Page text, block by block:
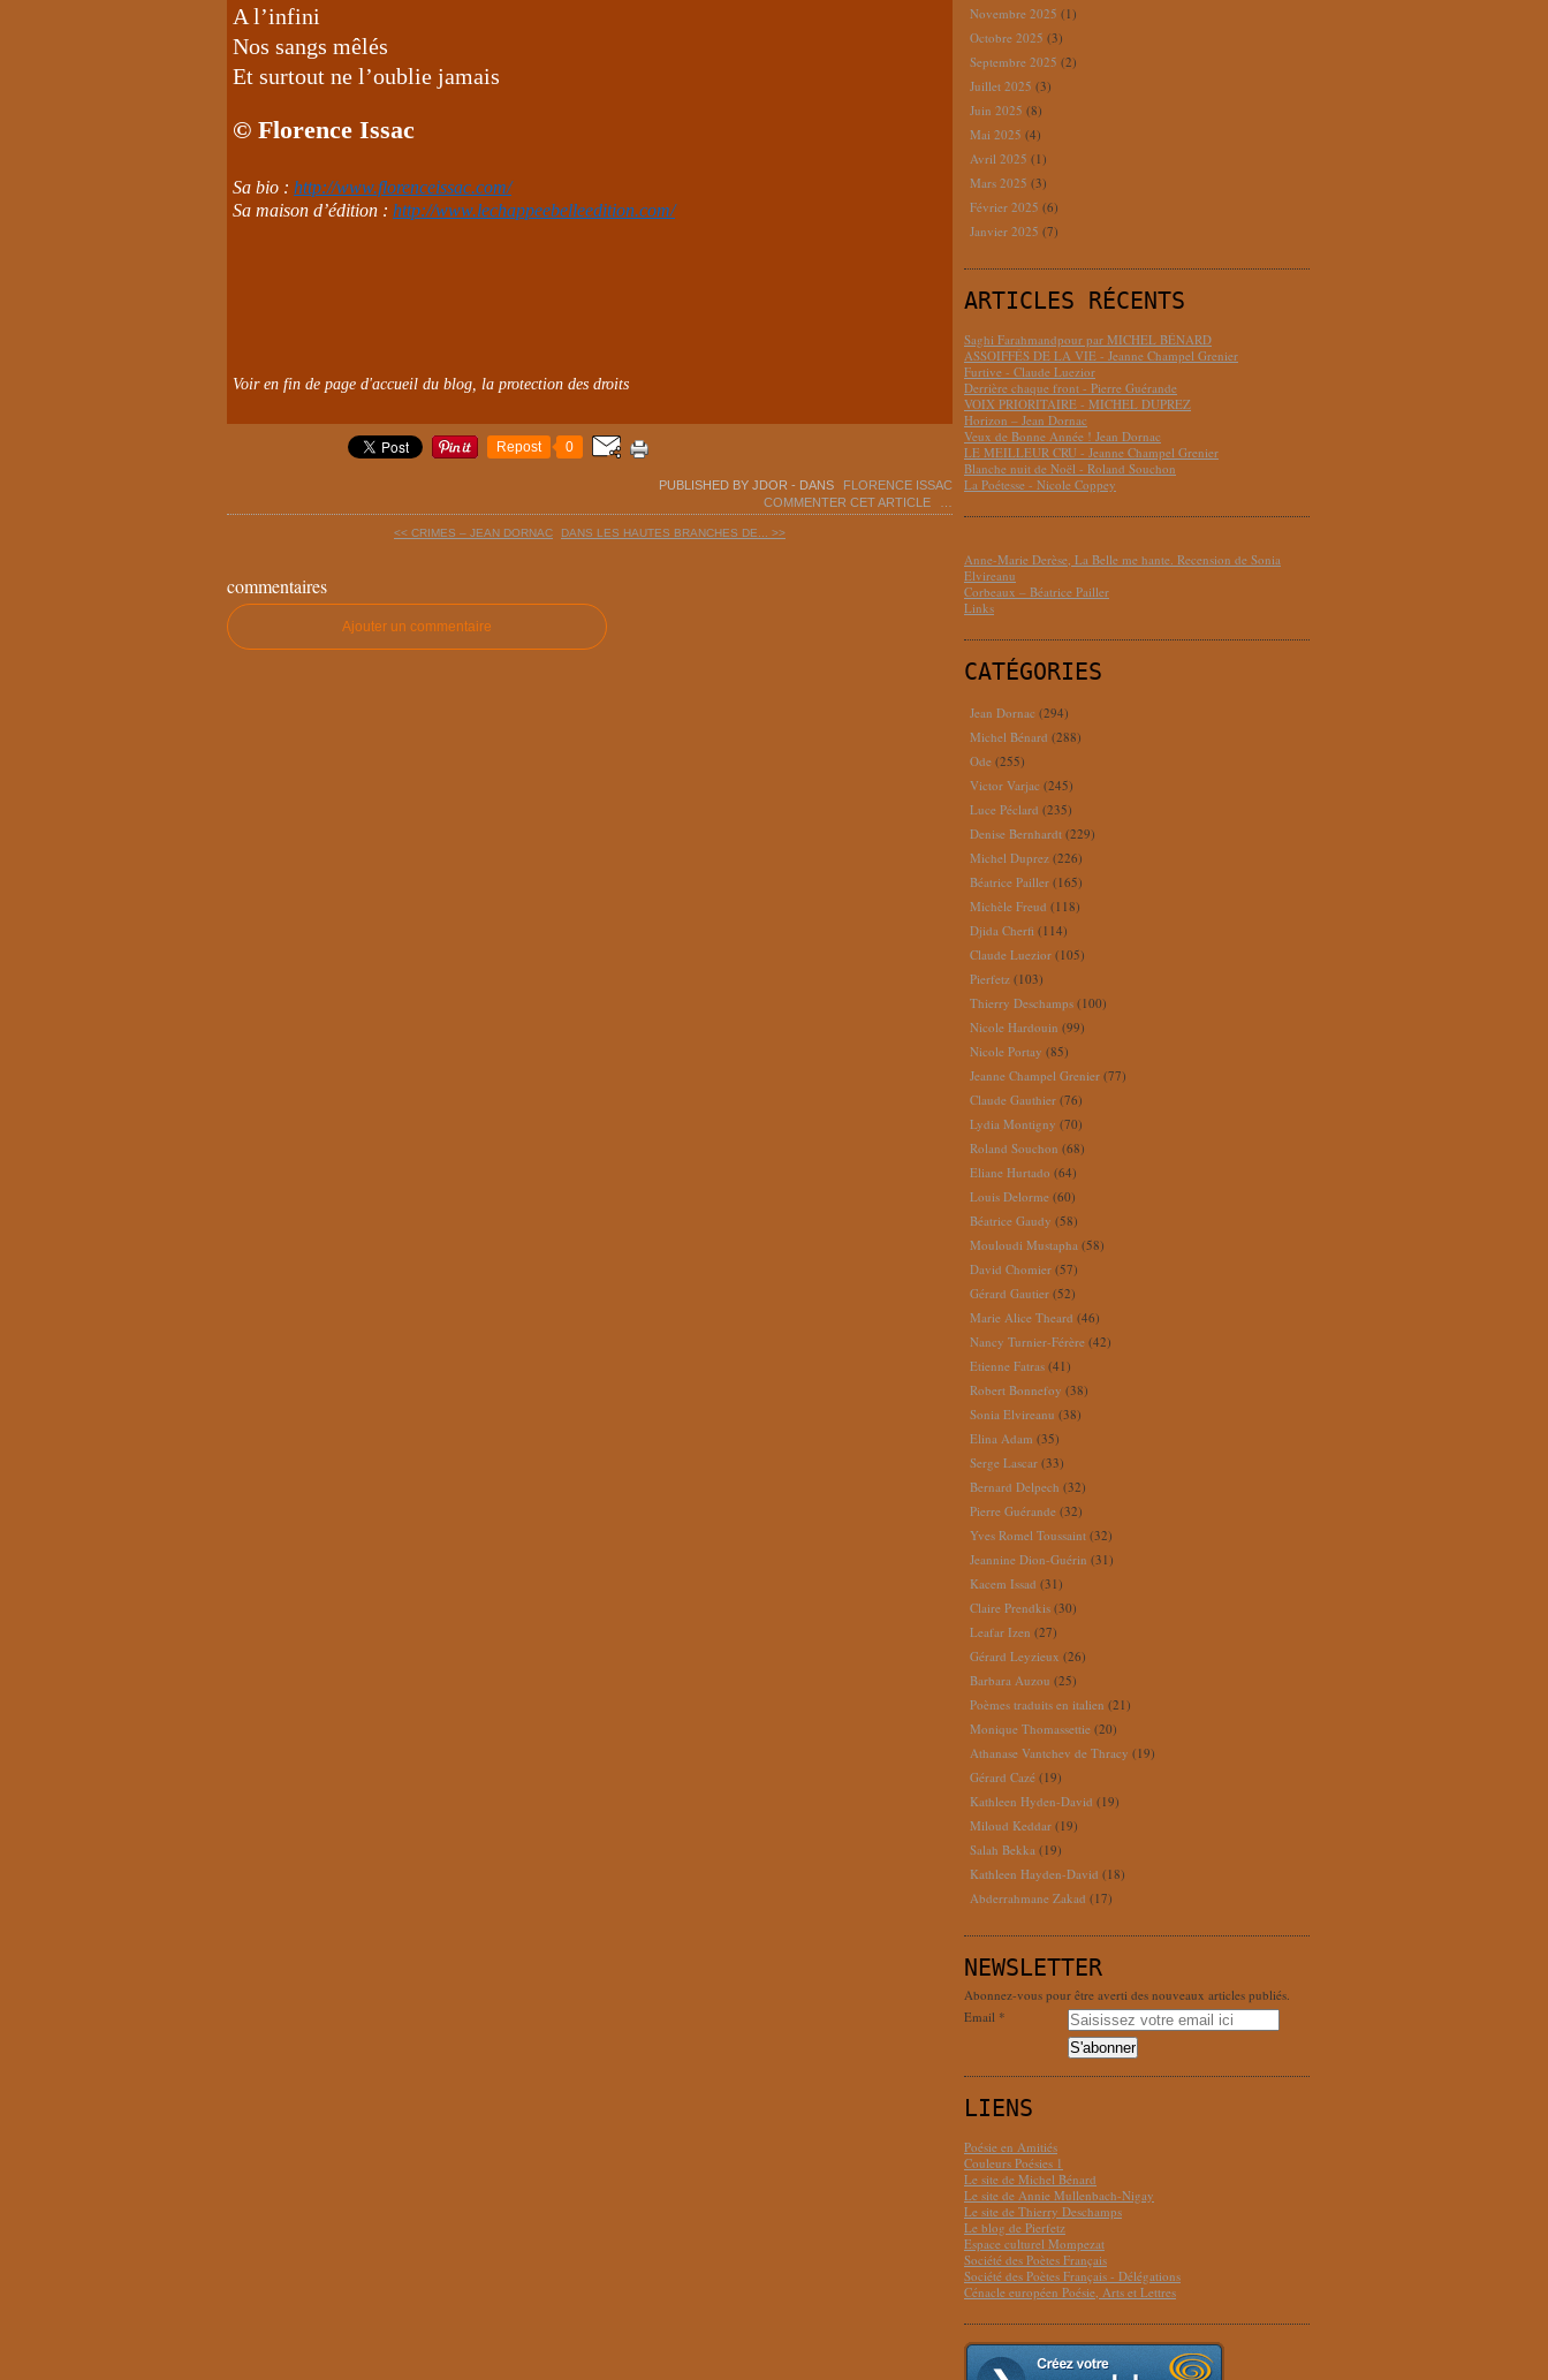
A l’infini
Nos sangs mêlés
Et surtout ne l’oublie jamais
© Florence Issac
Sa bio : http://www.florenceissac.com/
Sa maison d’édition : http://www.lechappeebelleedition.com/
Voir en fin de page d'accueil du blog, la protection des droits
Repost 0
PUBLISHED BY JDOR - DANS
FLORENCE ISSAC
COMMENTER CET ARTICLE
<< CRIMES – JEAN DORNAC DANS LES HAUTES BRANCHES DE... >>
commentaires
Ajouter un commentaire
Novembre 2025 (1)
Octobre 2025 (3)
Septembre 2025 (2)
Juillet 2025 (3)
Juin 2025 (8)
Mai 2025 (4)
Avril 2025 (1)
Mars 2025 (3)
Février 2025 (6)
Janvier 2025 (7)
ARTICLES RÉCENTS
Saghi Farahmandpour par MICHEL BÉNARD
ASSOIFFÉS DE LA VIE - Jeanne Champel Grenier
Furtive - Claude Luezior
Derrière chaque front - Pierre Guérande
VOIX PRIORITAIRE - MICHEL DUPREZ
Horizon – Jean Dornac
Veux de Bonne Année ! Jean Dornac
LE MEILLEUR CRU - Jeanne Champel Grenier
Blanche nuit de Noël - Roland Souchon
La Poétesse - Nicole Coppey
Anne-Marie Derèse, La Belle me hante. Recension de Sonia
Elvireanu
Corbeaux – Béatrice Pailler
Links
CATÉGORIES
Jean Dornac (294)
Michel Bénard (288)
Ode (255)
Victor Varjac (245)
Luce Péclard (235)
Denise Bernhardt (229)
Michel Duprez (226)
Béatrice Pailler (165)
Michèle Freud (118)
Djida Cherfi (114)
Claude Luezior (105)
Pierfetz (103)
Thierry Deschamps (100)
Nicole Hardouin (99)
Nicole Portay (85)
Jeanne Champel Grenier (77)
Claude Gauthier (76)
Lydia Montigny (70)
Roland Souchon (68)
Eliane Hurtado (64)
Louis Delorme (60)
Béatrice Gaudy (58)
Mouloudi Mustapha (58)
David Chomier (57)
Gérard Gautier (52)
Marie Alice Theard (46)
Nancy Turnier-Férère (42)
Etienne Fatras (41)
Robert Bonnefoy (38)
Sonia Elvireanu (38)
Elina Adam (35)
Serge Lascar (33)
Bernard Delpech (32)
Pierre Guérande (32)
Yves Romel Toussaint (32)
Jeannine Dion-Guérin (31)
Kacem Issad (31)
Claire Prendkis (30)
Leafar Izen (27)
Gérard Leyzieux (26)
Barbara Auzou (25)
Poèmes traduits en italien (21)
Monique Thomassettie (20)
Athanase Vantchev de Thracy (19)
Gérard Cazé (19)
Kathleen Hyden-David (19)
Miloud Keddar (19)
Salah Bekka (19)
Kathleen Hayden-David (18)
Abderrahmane Zakad (17)
NEWSLETTER
Abonnez-vous pour être averti des nouveaux articles publiés.
Email
LIENS
Poésie en Amitiés
Couleurs Poésies 1
Le site de Michel Bénard
Le site de Annie Mullenbach-Nigay
Le site de Thierry Deschamps
Le blog de Pierfetz
Espace culturel Mompezat
Société des Poètes Français
Société des Poètes Français - Délégations
Cénacle européen Poésie, Arts et Lettres